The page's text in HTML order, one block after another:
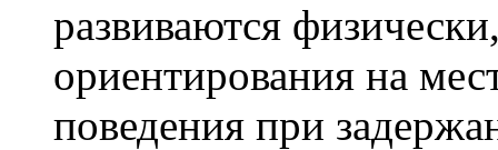
развиваются
ориентирования на
поведения при